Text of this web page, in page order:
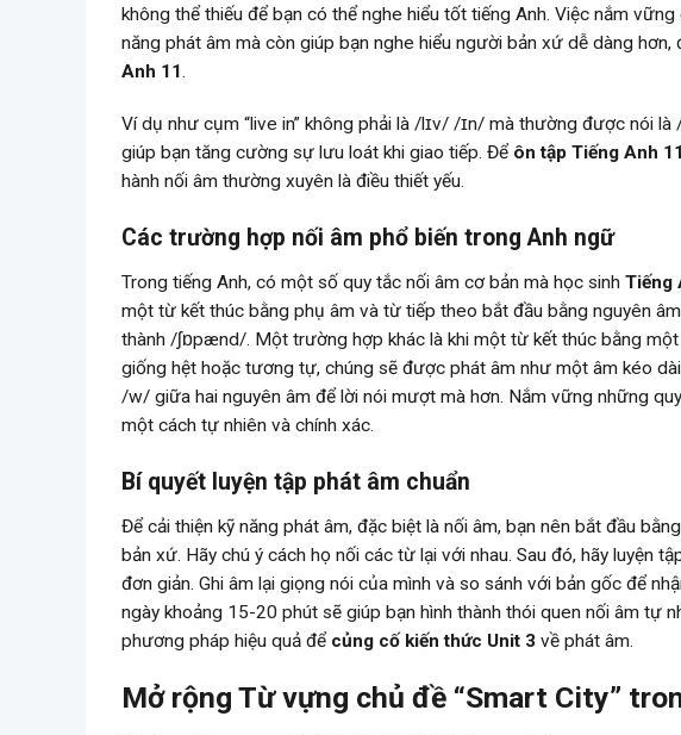
không thể thiếu để bạn có thể nghe hiểu tốt tiếng Anh. Việc nắm
năng phát âm mà còn giúp bạn nghe hiểu người bản xứ dễ dàng
Anh 11.
Ví dụ như cụm “live in” không phải là /lɪv/ /ɪn/ mà thường được nói là
giúp bạn tăng cường sự lưu loát khi giao tiếp. Để ôn tập Tiếng Anh
hành nối âm thường xuyên là điều thiết yếu.
Các trường hợp nối âm phổ biến trong Anh ngữ
Trong tiếng Anh, có một số quy tắc nối âm cơ bản mà học sinh Tiếng
một từ kết thúc bằng phụ âm và từ tiếp theo bắt đầu bằng nguyên
thành /ʃɒpænd/. Một trường hợp khác là khi một từ kết thúc bằng
giống hệt hoặc tương tự, chúng sẽ được phát âm như một âm kéo
/w/ giữa hai nguyên âm để lời nói mượt mà hơn. Nắm vững những
một cách tự nhiên và chính xác.
Bí quyết luyện tập phát âm chuẩn
Để cải thiện kỹ năng phát âm, đặc biệt là nối âm, bạn nên bắt đầu
bản xứ. Hãy chú ý cách họ nối các từ lại với nhau. Sau đó, hãy luyện
đơn giản. Ghi âm lại giọng nói của mình và so sánh với bản gốc để
ngày khoảng 15-20 phút sẽ giúp bạn hình thành thói quen nối âm tự
phương pháp hiệu quả để củng cố kiến thức Unit 3 về phát âm.
Mở rộng Từ vựng chủ đề “Smart City”